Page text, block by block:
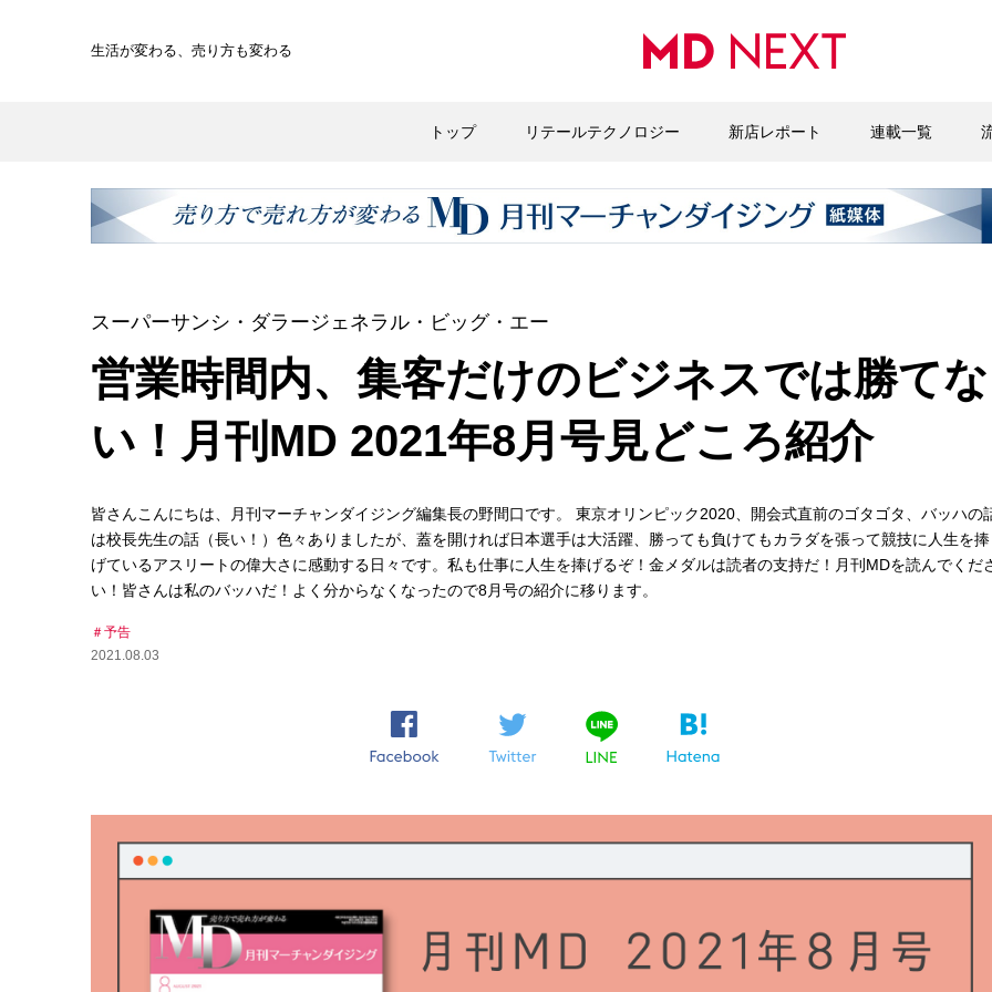
生活が変わる、 売り方も変わる
トップ リテールテクノロジー 新店レポート 連載一覧
スーパーサンシ・ダラージェネラル・ビッグ・エー
営業時間内、集客だけのビジネスでは勝てな
い！月刊MD 2021年8月号見どころ紹介
皆さんこんにちは、月刊マーチャンダイジング編集長の野間口です。 東京オリンピック2020、開会式直前のゴタゴタ、バッハの
は校長先生の話（長い！）色々ありましたが、蓋を開ければ日本選手は大活躍、勝っても負けてもカラダを張って競技に人生を捧
げているアスリートの偉大さに感動する日々です。私も仕事に人生を捧げるぞ！金メダルは読者の支持だ！月刊MDを読んでくだ
い！皆さんは私のバッハだ！よく分からなくなったので8月号の紹介に移ります。
予告
2021.08.03